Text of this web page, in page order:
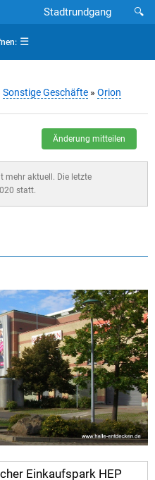
🔍
Stadtrundgang
☰
Sonstige Geschäfte » Orion
Änderung mitteilen
mehr aktuell. Die letzte
statt.
Einkaufspark HEP